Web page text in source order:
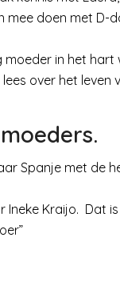
doen met D-
in het
over het leven
Spanje met de
Ineke Kraijo. Dat